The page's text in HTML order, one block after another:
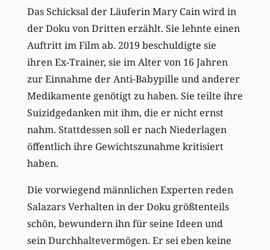
Das Schicksal der Läuferin Mary Cain wird in
der Doku von Dritten erzählt. Sie lehnte einen
Auftritt im Film ab. 2019 beschuldigte sie
ihren Ex-Trainer, sie im Alter von 16 Jahren
zur Einnahme der Anti-Babypille und anderer
Medikamente genötigt zu haben. Sie teilte ihre
Suizidgedanken mit ihm, die er nicht ernst
nahm. Stattdessen soll er nach Niederlagen
öffentlich ihre Gewichtszunahme kritisiert
haben.
Die vorwiegend männlichen Experten reden
Salazars Verhalten in der Doku größtenteils
schön, bewundern ihn für seine Ideen und
sein Durchhaltevermögen. Er sei eben keine